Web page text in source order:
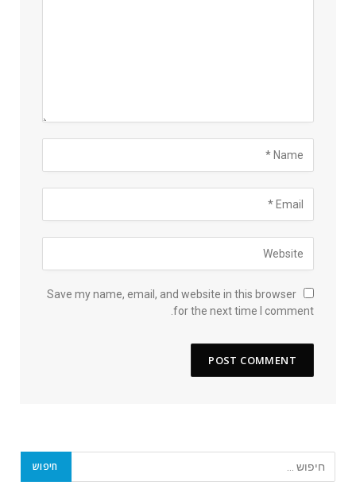
Save my name, email, and website in this browser
for the next time I comment.